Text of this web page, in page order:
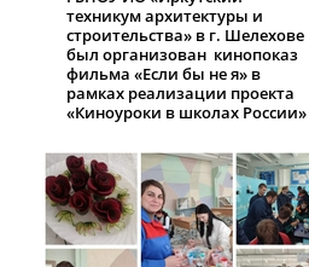
техникум архитектуры и
строительства» в г. Шелехове
был организован кинопоказ
фильма «Если бы не я» в
рамках реализации проекта
«Киноуроки в школах России»